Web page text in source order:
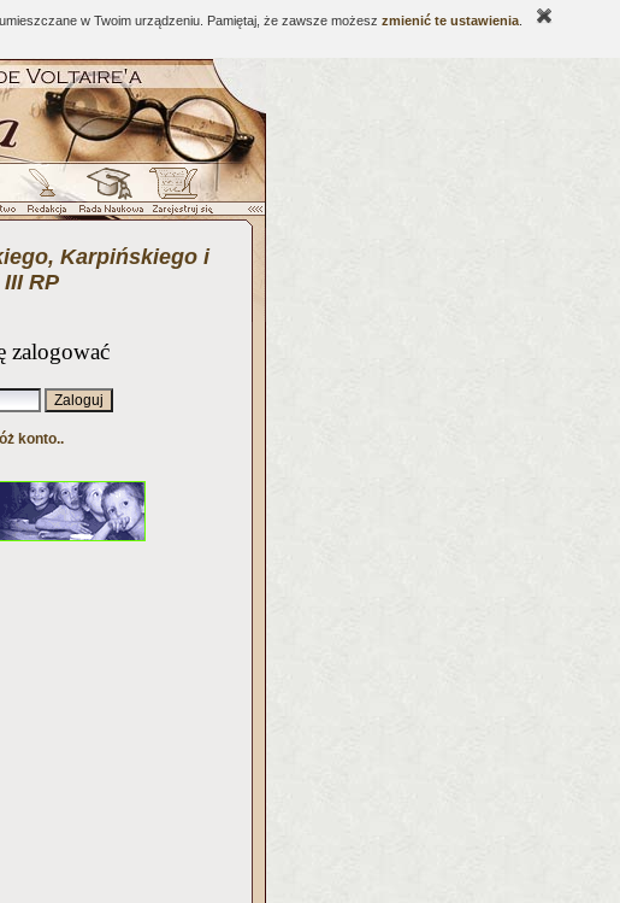
w Twoim urządzeniu. Pamiętaj, że zawsze możesz zmienić te ustawienia
Karpińskiego i
RP
zalogować
konto..